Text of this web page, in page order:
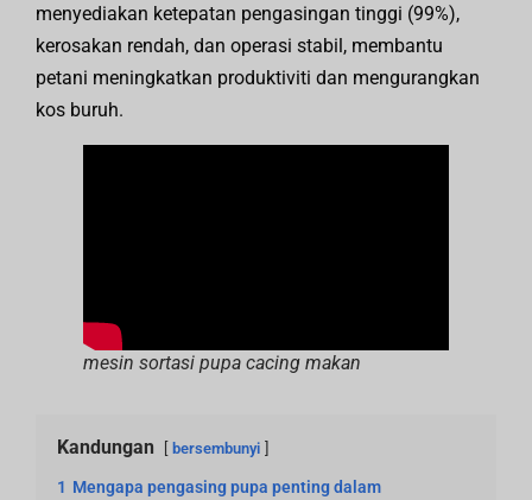
menyediakan ketepatan pengasingan tinggi (99%),
kerosakan rendah, dan operasi stabil, membantu
petani meningkatkan produktiviti dan mengurangkan
kos buruh.
mesin sortasi pupa cacing makan
Kandungan bersembunyi
1 Mengapa pengasing pupa penting dalam